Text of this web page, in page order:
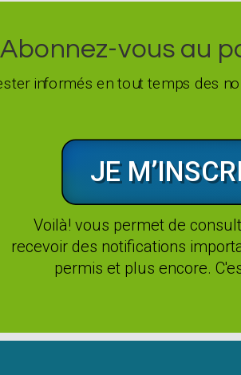
Abonnez-vous au
informés en tout temps des
JE
Voilà! vous permet de
recevoir des notifications
permis et plus encore.